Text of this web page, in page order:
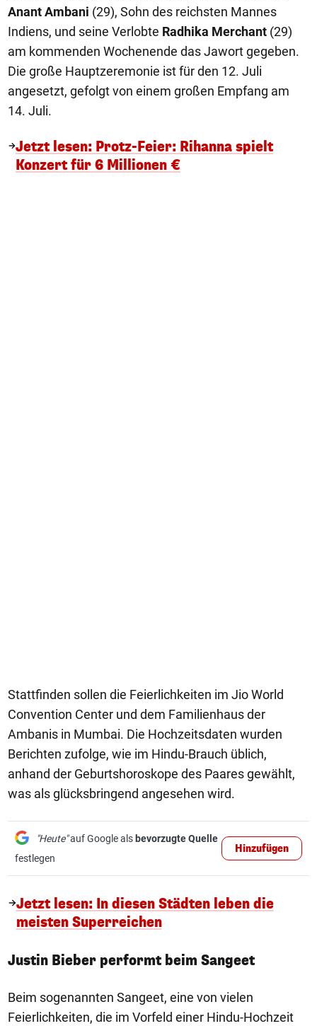
Anant Ambani (29), Sohn des reichsten Mannes
Indiens, und seine Verlobte Radhika Merchant (29)
am kommenden Wochenende das Jawort gegeben.
Die große Hauptzeremonie ist für den 12. Juli
angesetzt, gefolgt von einem großen Empfang am
14. Juli.
Jetzt lesen: Protz-Feier: Rihanna spielt
Konzert für 6 Millionen €
Stattfinden sollen die Feierlichkeiten im Jio World
Convention Center und dem Familienhaus der
Ambanis in Mumbai. Die Hochzeitsdaten wurden
Berichten zufolge, wie im Hindu-Brauch üblich,
anhand der Geburtshoroskope des Paares gewählt,
was als glücksbringend angesehen wird.
"Heute"auf Google als bevorzugte Quelle
festlegen
Hinzufügen
Jetzt lesen: In diesen Städten leben die
meisten Superreichen
Justin Bieber performt beim Sangeet
Beim sogenannten Sangeet, eine von vielen
Feierlichkeiten, die im Vorfeld einer Hindu-Hochzeit